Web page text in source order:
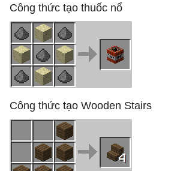
Công thức tạo thuốc nổ
Công thức tạo Wooden Stairs